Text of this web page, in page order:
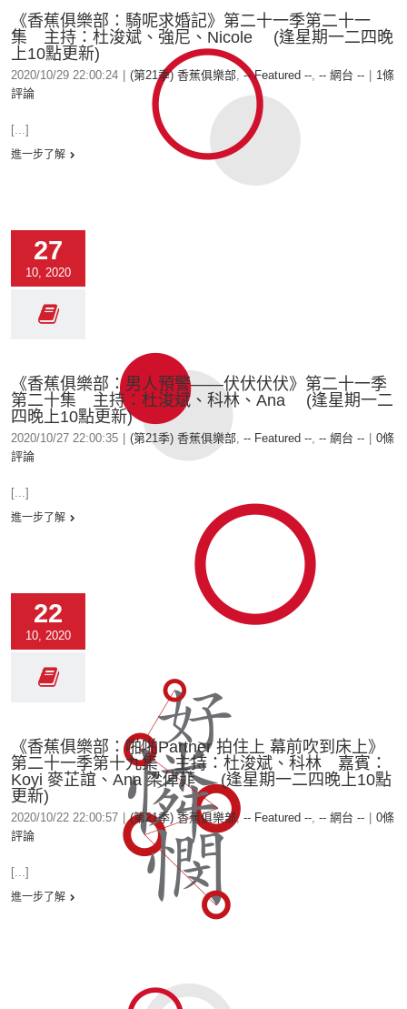
《香蕉俱樂部：騎呢求婚記》第二十一季第二十一
集 主持：杜浚斌、強尼、Nicole (逢星期一二四晚
上10點更新)
2020/10/29 22:00:24 (第21季) 香蕉俱樂部,-- Featured --, -- 網台 --
1條
評論
[...]
進一步了解
27
10, 2020
《香蕉俱樂部：男人預警——伏伏伏伏》第二十一季
第二十集 主持：杜浚斌、科林、Ana (逢星期一二
四晚上10點更新)
2020/10/27 22:00:35 (第21季) 香蕉俱樂部, -- Featured --, -- 網台 --
0條
評論
[...]
進一步了解
22
10, 2020
《香蕉俱樂部：啪啪Partner 拍住上 幕前吹到床上》
第二十一季第十九集 主持：杜浚斌、科林 嘉賓：
Koyi 麥芷誼、Ana 梁倬菲 (逢星期一二四晚上10點
更新)
2020/10/22 22:00:57 (第21季) 香蕉俱樂部, -- Featured --, -- 網台 --
0條
評論
[...]
進一步了解